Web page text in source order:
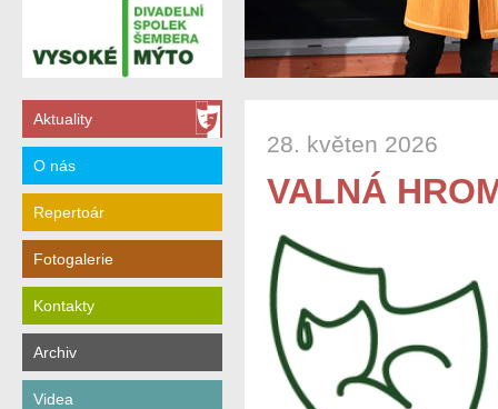
Aktuality
O nás
Repertoár
Fotogalerie
Kontakty
Archiv
Videa
28. květen 2026
VALNÁ